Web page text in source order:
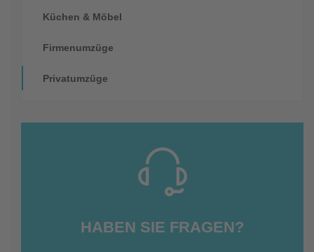
Küchen & Möbel
Firmenumzüge
Privatumzüge
HABEN SIE FRAGEN?